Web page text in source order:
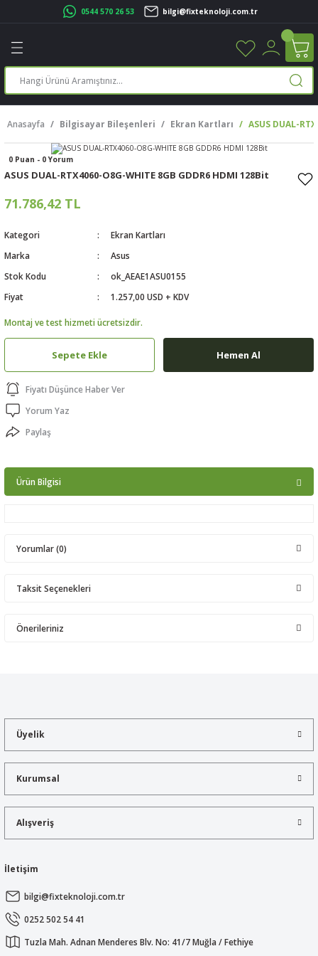
0544 570 26 53 bilgi@fixteknoloji.com.tr
Geri Dön
Geri Dön
Geri Dön
Yazıcı
Geri Dön
Geri Dön
Geri Dön
Geri Dön
Geri Dön
Anasayfa Bilgisayar Bileşenleri Ekran Kartları ASUS DUAL-
0 Puan - 0 Yorum
ASUS DUAL-RTX4060-O8G-WHITE 8GB GDDR6 HDMI 128Bit
71.786,42 TL
Kategori
Ekran Kartları
Marka
Asus
Stok Kodu
ok_AEAE1ASU0155
Fiyat
1.257,00 USD + KDV
Montaj ve test hizmeti ücretsizdir.
Sepete Ekle Hemen Al
Fiyatı Düşünce Haber Ver
Yorum Yaz
Paylaş
Ürün Bilgisi
Yorumlar (0)
Taksit Seçenekleri
Önerileriniz
Ürün açıklamasında eksik bilgiler bulunuyor.
Ürün bilgilerinde hatalar bulunuyor.
Bu ürüne benzer farklı alternatifler olmalı.
Üyelik
Kurumsal
Alışveriş
İletişim
bilgi@fixteknoloji.com.tr
0252 502 54 41
Tuzla Mah. Adnan Menderes Blv. No: 41/7 Muğla / Fethiye